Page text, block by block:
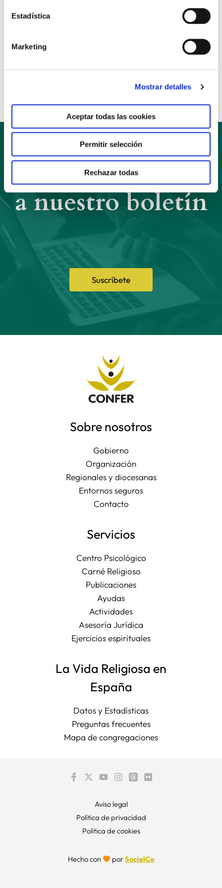
Estadística
Marketing
Mostrar detalles
Aceptar todas las cookies
Permitir selección
Rechazar todas
Vida Nueva
Siguiente
Suscríbete
Suscríbete
a nuestro boletín
Sobre nosotros
Gobierno
Organización
Regionales y diocesanas
Entornos seguros
Contacto
Servicios
Centro Psicológico
Carné Religioso
Publicaciones
Ayudas
Actividades
Asesoría Jurídica
Ejercicios espirituales
La Vida Religiosa en
España
Datos y Estadísticas
Preguntas frecuentes
Mapa de congregaciones
Aviso legal
Política de privacidad
Política de cookies
Hecho con porSocialCo